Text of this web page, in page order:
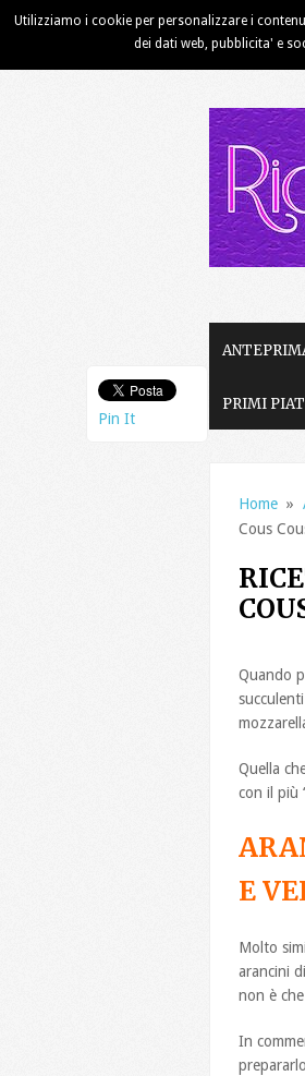
HOME
PRIMI
Home»
Cous
Quando
Quella
con il più
E
Molto
arancini
non è
In
Pin It
Utilizziamo i cookie per personalizzare i
dei dati web, pubblicita' e